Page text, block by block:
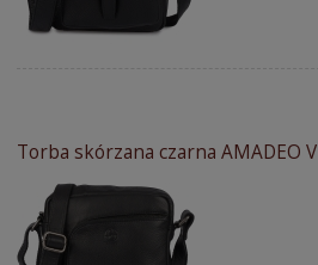
Torba skórzana czarna AMADEO V